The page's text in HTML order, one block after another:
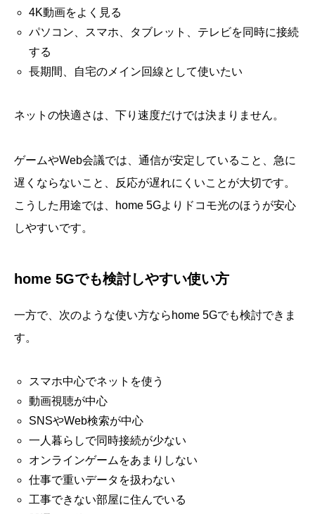
4K動画をよく見る
パソコン、スマホ、タブレット、テレビを同時に接続
する
長期間、自宅のメイン回線として使いたい
ネットの快適さは、下り速度だけでは決まりません。
ゲームやWeb会議では、通信が安定していること、急に
遅くならないこと、反応が遅れにくいことが大切です。
こうした用途では、home 5Gよりドコモ光のほうが安心
しやすいです。
home 5Gでも検討しやすい使い方
一方で、次のような使い方ならhome 5Gでも検討できま
す。
スマホ中心でネットを使う
動画視聴が中心
SNSやWeb検索が中心
一人暮らしで同時接続が少ない
オンラインゲームをあまりしない
仕事で重いデータを扱わない
工事できない部屋に住んでいる